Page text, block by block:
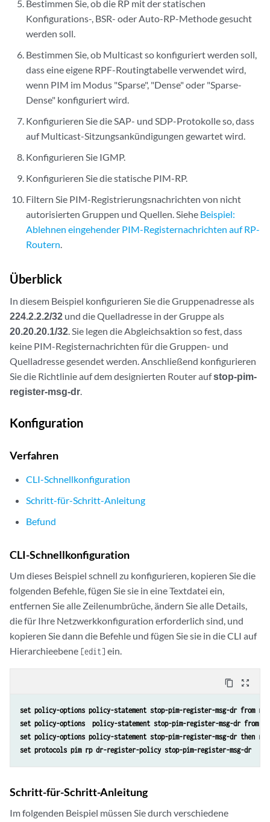
Bestimmen Sie, ob die RP mit der statischen
Konfigurations-, BSR- oder Auto-RP-Methode gesucht
werden soll.
Bestimmen Sie, ob Multicast so konfiguriert werden soll,
dass eine eigene RPF-Routingtabelle verwendet wird,
wenn PIM im Modus "Sparse", "Dense" oder "Sparse-
Dense" konfiguriert wird.
Konfigurieren Sie die SAP- und SDP-Protokolle so, dass
auf Multicast-Sitzungsankündigungen gewartet wird.
Konfigurieren Sie IGMP.
Konfigurieren Sie die statische PIM-RP.
Filtern Sie PIM-Registrierungsnachrichten von nicht
autorisierten Gruppen und Quellen. Siehe Beispiel:
Ablehnen eingehender PIM-Registernachrichten auf RP-
Routern.
Überblick
In diesem Beispiel konfigurieren Sie die Gruppenadresse als
224.2.2.2/32 und die Quelladresse in der Gruppe als
20.20.20.1/32. Sie legen die Abgleichsaktion so fest, dass
keine PIM-Registernachrichten für die Gruppen- und
Quelladresse gesendet werden. Anschließend konfigurieren
Sie die Richtlinie auf dem designierten Router aufstop-pim-
register-msg-dr.
Konfiguration
Verfahren
CLI-Schnellkonfiguration
Schritt-für-Schritt-Anleitung
Befund
CLI-Schnellkonfiguration
Um dieses Beispiel schnell zu konfigurieren, kopieren Sie die
folgenden Befehle, fügen Sie sie in eine Textdatei ein,
entfernen Sie alle Zeilenumbrüche, ändern Sie alle Details,
die für Ihre Netzwerkkonfiguration erforderlich sind, und
kopieren Sie dann die Befehle und fügen Sie sie in die CLI auf
Hierarchieebene [edit] ein.
content_copy zoom_out_map
set policy-options policy-statement stop-pim-register-msg-dr from
set policy-options  policy-statement stop-pim-register-msg-dr from
set policy-options policy-statement stop-pim-register-msg-dr then
set protocols pim rp dr-register-policy stop-pim-register-msg-dr
Schritt-für-Schritt-Anleitung
Im folgenden Beispiel müssen Sie durch verschiedene